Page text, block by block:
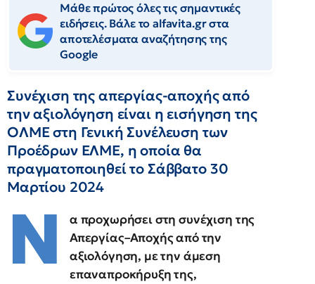
Μάθε πρώτος όλες τις σημαντικές
ειδήσεις. Βάλε το alfavita.gr στα
αποτελέσματα αναζήτησης της
Google
Συνέχιση της απεργίας-αποχής από
την αξιολόγηση είναι η εισήγηση της
ΟΛΜΕ στη Γενική Συνέλευση των
Προέδρων ΕΛΜΕ, η οποία θα
πραγματοποιηθεί το Σάββατο 30
Μαρτίου 2024
Ν
α προχωρήσει στη συνέχιση της
Απεργίας–Αποχής από την
αξιολόγηση, με την άμεση
επαναπροκήρυξη της,